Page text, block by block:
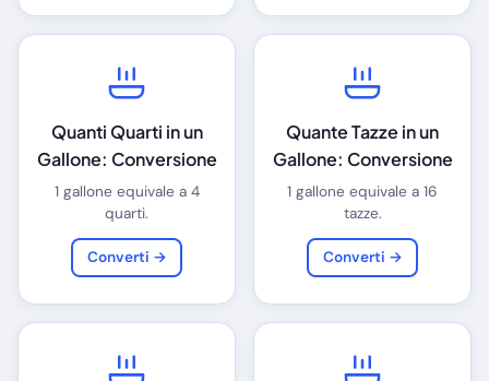
Quanti Quarti in un
Gallone: Conversione
1 gallone equivale a 4
quarti.
Converti →
Quante Tazze in un
Gallone: Conversione
1 gallone equivale a 16
tazze.
Converti →